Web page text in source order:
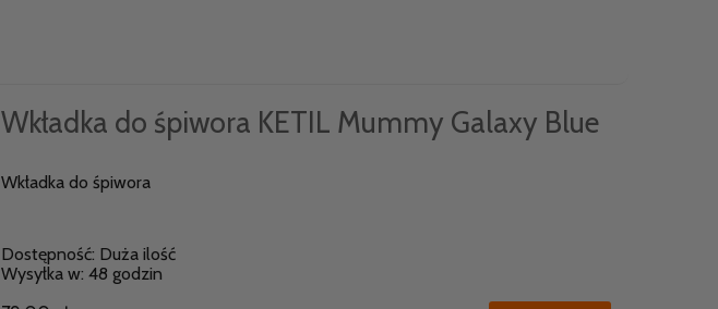
Wkładka do śpiwora KETIL Mummy Galaxy Blue
Wkładka do śpiwora
Dostępność: Duża ilość
Wysyłka w: 48 godzin